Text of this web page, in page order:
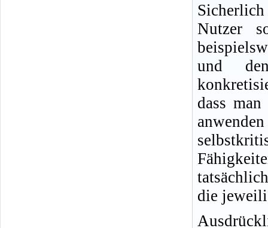
Nutzer
und
dass
die